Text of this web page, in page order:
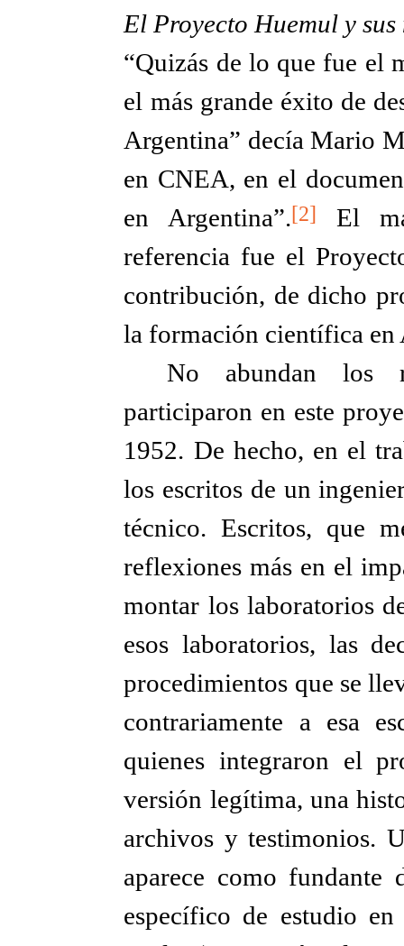
El Proyecto Huemul y
“Quizás de lo que fue el
el más grande éxito de
Argentina” decía Mario
en CNEA, en el
en Argentina”.[2]
El
referencia fue el
contribución, de dicho
la formación científica en
No abundan los
participaron en este
1952. De hecho, en el
los escritos de un
técnico. Escritos, que
reflexiones más en el
montar los laboratorios
esos laboratorios, las
procedimientos que se
contrariamente a esa
quienes integraron el
versión legítima, una
archivos y testimonios.
aparece como
específico de estudio